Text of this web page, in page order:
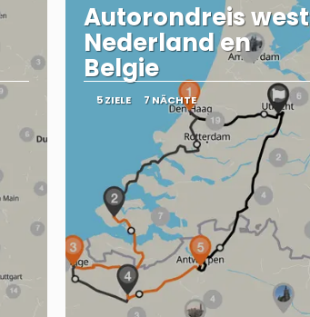
Autorondreis west
Nederland en
Belgie
5 ZIELE 7 NÄCHTE